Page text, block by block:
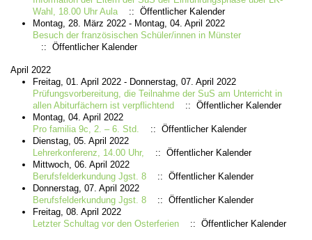
Wahl, 18.00 Uhr Aula
:: Öffentlicher Kalender
Montag, 28. März 2022 - Montag, 04. April 2022
Besuch der französischen Schüler/innen in Münster
:: Öffentlicher Kalender
April 2022
Freitag, 01. April 2022 - Donnerstag, 07. April 2022
Prüfungsvorbereitung, die Teilnahme der SuS am Unterricht in
allen Abiturfächern ist verpflichtend
:: Öffentlicher Kalender
Montag, 04. April 2022
Pro familia 9c, 2. – 6. Std.
:: Öffentlicher Kalender
Dienstag, 05. April 2022
Lehrerkonferenz, 14.00 Uhr,
:: Öffentlicher Kalender
Mittwoch, 06. April 2022
Berufsfelderkundung Jgst. 8
:: Öffentlicher Kalender
Donnerstag, 07. April 2022
Berufsfelderkundung Jgst. 8
:: Öffentlicher Kalender
Freitag, 08. April 2022
Letzter Schultag vor den Osterferien
:: Öffentlicher Kalender